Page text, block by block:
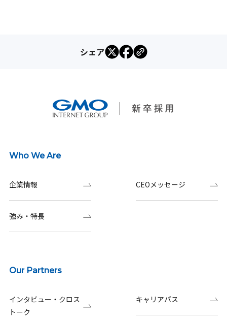
シェア
Who We Are
企業情報 CEOメッセージ
強み・特長
Our Partners
インタビュー・クロス
トーク
キャリアパス